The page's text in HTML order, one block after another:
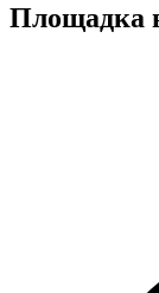
Площадка